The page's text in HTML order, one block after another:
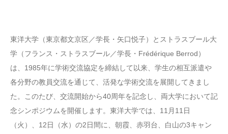
東洋大学（東京都文京区／学長・矢口悦子）とストラスブール大
学（フランス・ストラスブール／学長・Frédérique Berrod）
は、1985年に学術交流協定を締結して以来、学生の相互派遣や
各分野の教員交流を通じて、活発な学術交流を展開してきまし
た。このたび、交流開始から40周年を記念し、両大学において記
念シンポジウムを開催します。東洋大学では、11月11日
（火）、12日（水）の2日間に、朝霞、赤羽台、白山の3キャン